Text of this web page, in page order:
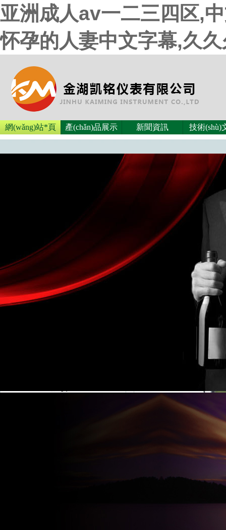
亚洲成人av一二三四区,
怀孕的人妻中文字幕,久
金湖凱銘儀表有限公司LOGO
網(wǎng)站*頁 產(chǎn)品展示 新聞資訊 技術(shù)
便攜式超聲